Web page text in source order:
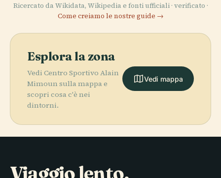
Ricercato da Wikidata, Wikipedia e fonti ufficiali · verificato ·
Come creiamo le nostre guide →
Esplora la zona
Vedi Centro Sportivo Alain
Mimoun sulla mappa e
scopri cosa c'è nei
dintorni.
Vedi mappa
Viaggio lento,